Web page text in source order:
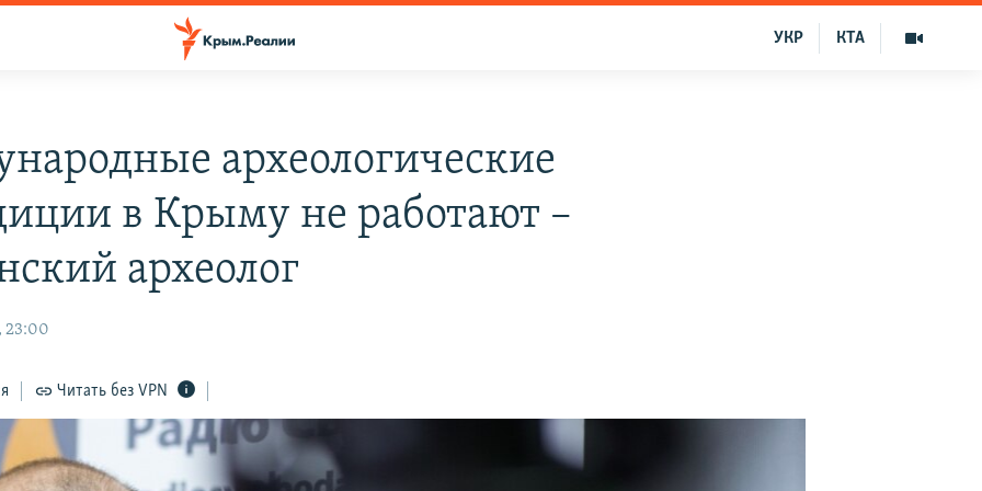
КТА
УКР
археологические
в Крыму не работают –
археолог
23:00
Читать без VPN